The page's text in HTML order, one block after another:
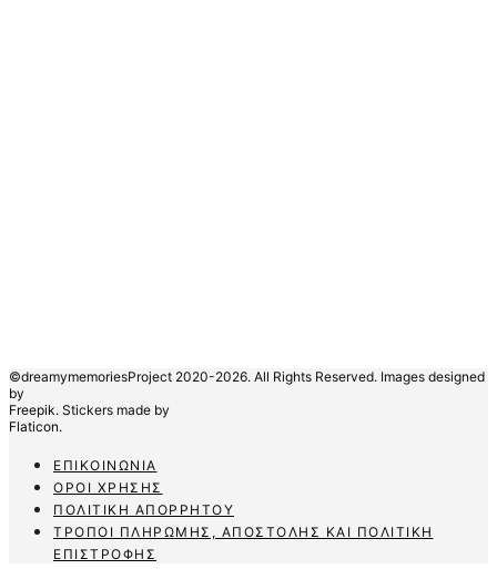
©dreamymemoriesProject 2020-2026. All Rights Reserved. Images designed
by
Freepik. Stickers made by
Flaticon.
ΕΠΙΚΟΙΝΩΝΊΑ
ΌΡΟΙ ΧΡΉΣΗΣ
ΠΟΛΙΤΙΚΉ ΑΠΟΡΡΉΤΟΥ
ΤΡΌΠΟΙ ΠΛΗΡΩΜΉΣ, ΑΠΟΣΤΟΛΉΣ ΚΑΙ ΠΟΛΙΤΙΚΉ
ΕΠΙΣΤΡΟΦΉΣ